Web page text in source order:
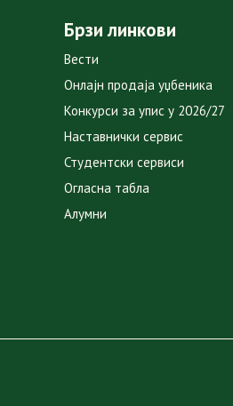
Брзи линкови
Вести
Онлајн продаја уџбеника
Конкурси за упис у 2026/27
Наставнички сервис
Студентски сервиси
Огласна табла
Алумни